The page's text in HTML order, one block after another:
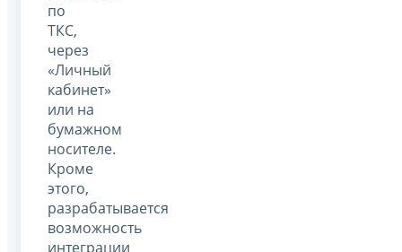
по
ТКС,
через
«Личный
кабинет»
или на
бумажном
носителе.
Кроме
этого,
разрабатывается
возможность
интеграции